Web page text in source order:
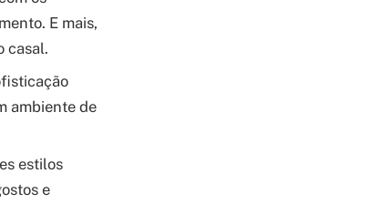
E mais,
casal.
ambiente de
estilos
e